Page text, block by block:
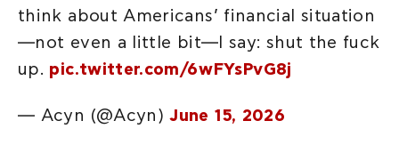
think about Americans’ financial situation
—not even a little bit—I say: shut the fuck
up. pic.twitter.com/6wFYsPvG8j
— Acyn (@Acyn)June 15, 2026